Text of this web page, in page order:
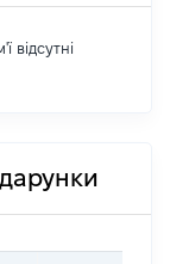
відсутні